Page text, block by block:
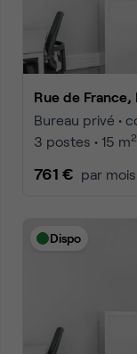
Rue de
Bureau privé •
3 postes • 15 m2
761 € par mois
Dispo